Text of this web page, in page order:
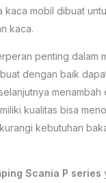
kaca mobil dibuat
kaca.
penting dalam
dengan baik
menambah
kualitas bisa
kebutuhan
Scania P series